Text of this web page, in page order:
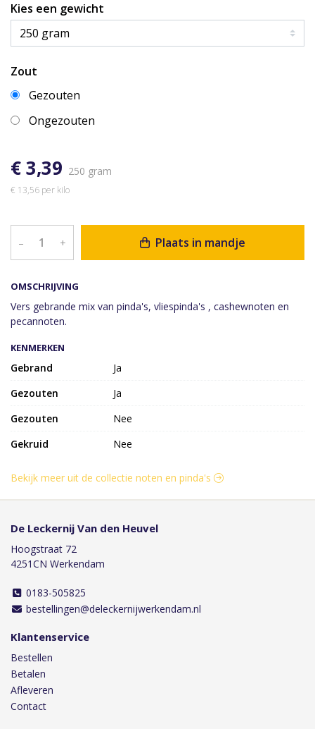
OMSCHRIJVING
Vers gebrande mix van pinda's, vliespinda's , cashewnoten en
pecannoten.
Kies een gewicht
Zout
Gezouten
Ongezouten
€ 3,39 250 gram
€ 13,56 per kilo
– + Plaats in mandje
KENMERKEN
Gebrand
Ja
Gezouten
Ja
Gezouten
Nee
Gekruid
Nee
Bekijk meer uit de collectie noten en pinda's
De Leckernij Van den Heuvel
Hoogstraat 72
4251CN Werkendam
0183-505825
bestellingen@deleckernijwerkendam.nl
Klantenservice
Bestellen
Betalen
Afleveren
Contact